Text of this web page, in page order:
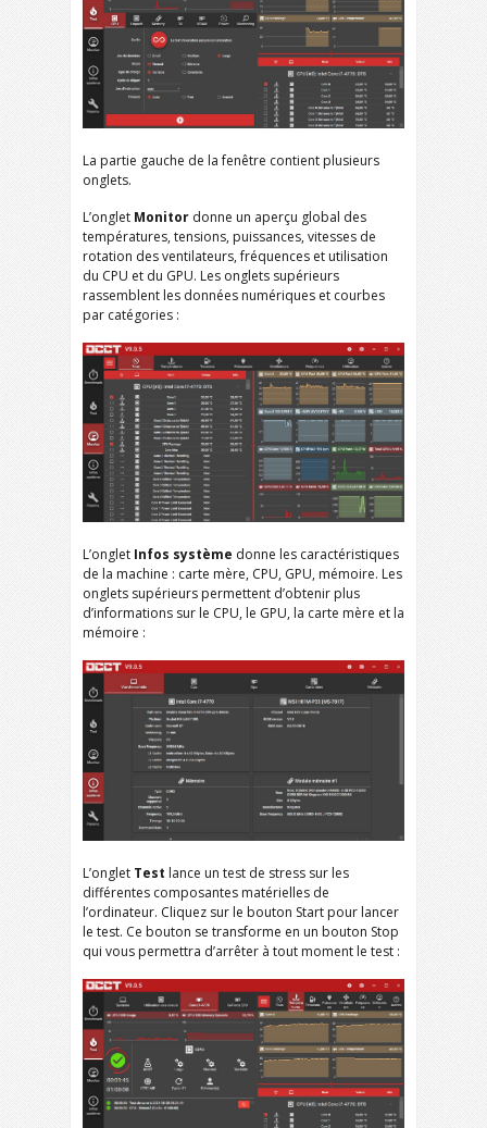
La partie gauche de la fenêtre contient plusieurs
onglets.
L’onglet Monitor donne un aperçu global des
températures, tensions, puissances, vitesses de
rotation des ventilateurs, fréquences et utilisation
du CPU et du GPU. Les onglets supérieurs
rassemblent les données numériques et courbes
par catégories :
L’onglet Infos système donne les caractéristiques
de la machine : carte mère, CPU, GPU, mémoire. Les
onglets supérieurs permettent d’obtenir plus
d’informations sur le CPU, le GPU, la carte mère et la
mémoire :
L’onglet Test lance un test de stress sur les
différentes composantes matérielles de
l’ordinateur. Cliquez sur le bouton Start pour lancer
le test. Ce bouton se transforme en un bouton Stop
qui vous permettra d’arrêter à tout moment le test :